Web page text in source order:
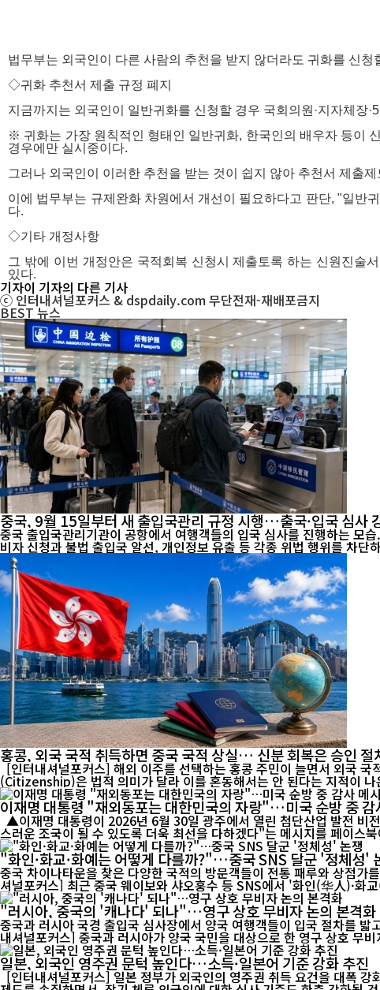
법무부는 외국인이 다른 사람의 추천을 받지 않더라도 귀화를 신
◇귀화 추천서 제출 규정 폐지
지금까지는 외국인이 일반귀화를 신청할 경우 국회의원·지자체장
※ 귀화는 가장 원칙적인 형태인 일반귀화, 한국인의 배우자 등이
경우에만 실시중이다.
그러나 외국인이 이러한 추천을 받는 것이 쉽지 않아 추천서 제출
이에 법무부는 규제완화 차원에서 개선이 필요하다고 판단, "일반
다.
◇기타 개정사항
그 밖에 이번 개정안은 국적회복 신청시 제출토록 하는 신원진술
있다.
기자이 기자의 다른 기사
ⓒ 인터내셔널포커스 & dspdaily.com 무단전재-재배포금지
BEST뉴스
중국, 9월 15일부터 새 출입국관리 규정 시행…출국·입국 심사
중국 출입국관리기관이 공항에서 여행객들의 입국 심사를 진행하는 모습. [인터내셔널포커스] 오는 9월 15일부터 중국의 출입국 관리제도가 크게 달라진다. 중국 정부는 국민의 해외 안전을 강화하고
비자 신청과 불법 출입국 알선, 개인정보 유출 등 각종 위법 행위를 차단
홍콩, 외국 국적 취득하면 중국 국적 상실… 신분 회복은 승인 절
[인터내셔널포커스] 해외 이주를 선택하는 홍콩 주민이 늘면서 외국
이재명 대통령 "재외동포는 대한민국의 자랑"…미국 순방 중 감
스러운 조국이 될 수 있도록 더욱 최선을 다하겠다"는 메시지를 페이스
"화인·화교·화예는 어떻게 다를까?"…중국 SNS 달군 '정체성'
중국 차이나타운을 찾은 다양한 국적의 방문객들이 전통 패루와 상점가를
셔널포커스] 최근 중국 웨이보와 샤오훙수 등 SNS에서 '화인(华人)·화
"러시아, 중국의 '캐나다' 되나"…영구 상호 무비자 논의 본격화
중국과 러시아 국경 출입국 심사장에서 양국 여행객들이 입국 절차를 밟
내셔널포커스] 중국과 러시아가 양국 국민을 대상으로 한 영구 상호 무비
일본, 외국인 영주권 문턱 높인다…소득·일본어 기준 강화 추진
[인터내셔널포커스] 일본 정부가 외국인의 영주권 취득 요건을 대폭 강